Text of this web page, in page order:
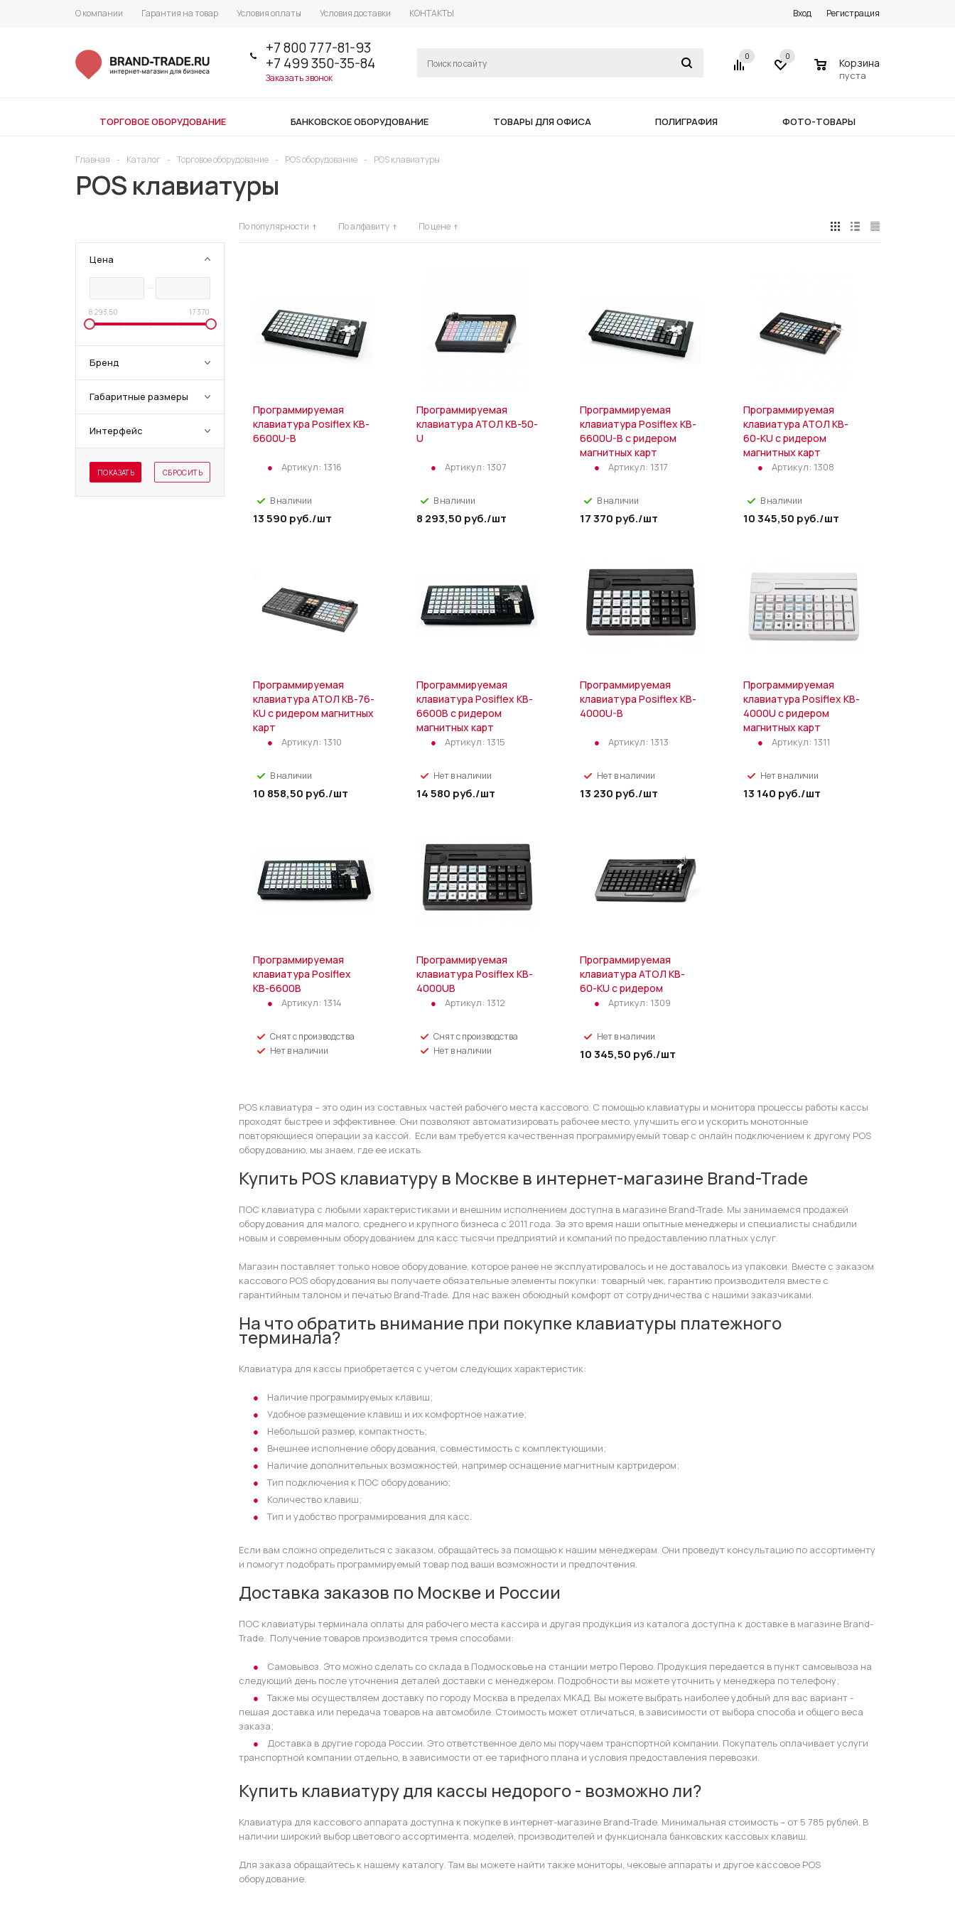
О компании Гарантия на товар Условия оплаты Условия доставки КОНТАКТЫ Вход Регистрация
+7 800 777-81-93
+7 499 350-35-84
Заказать звонок
0 0
Корзина
пуста
ТОРГОВОЕ ОБОРУДОВАНИЕ БАНКОВСКОЕ ОБОРУДОВАНИЕ ТОВАРЫ ДЛЯ ОФИСА ПОЛИГРАФИЯ ФОТО-ТОВАРЫ
Главная - Каталог - Торговое оборудование - POS оборудование - POS клавиатуры
POS клавиатуры
Цена
8 293,50 17 370
Бренд
Габаритные размеры
Интерфейс
ПОКАЗАТЬ СБРОСИТЬ
По популярности По алфавиту По цене
Программируемая
клавиатура Posiflex KB-
6600U-B
Артикул: 1316
В наличии
13 590 руб./шт
Программируемая
клавиатура АТОЛ KB-50-
U
Артикул: 1307
В наличии
8 293,50 руб./шт
Программируемая
клавиатура Posiflex KB-
6600U-B c ридером
магнитных карт
Артикул: 1317
В наличии
17 370 руб./шт
Программируемая
клавиатура АТОЛ KB-
60-KU c ридером
магнитных карт
Артикул: 1308
В наличии
10 345,50 руб./шт
Программируемая
клавиатура АТОЛ KB-76-
KU c ридером магнитных
карт
Артикул: 1310
В наличии
10 858,50 руб./шт
Программируемая
клавиатура Posiflex KB-
6600B c ридером
магнитных карт
Артикул: 1315
Нет в наличии
14 580 руб./шт
Программируемая
клавиатура Posiflex KB-
4000U-B
Артикул: 1313
Нет в наличии
13 230 руб./шт
Программируемая
клавиатура Posiflex KB-
4000U c ридером
магнитных карт
Артикул: 1311
Нет в наличии
13 140 руб./шт
Программируемая
клавиатура Posiflex
КВ-6600B
Артикул: 1314
Снят с производства
Нет в наличии
Программируемая
клавиатура Posiflex KB-
4000UB
Артикул: 1312
Снят с производства
Нет в наличии
Программируемая
клавиатура АТОЛ KB-
60-KU c ридером
Артикул: 1309
Нет в наличии
10 345,50 руб./шт
POS клавиатура – это один из составных частей рабочего места кассового. С помощью клавиатуры и монитора процессы работы кассы
проходят быстрее и эффективнее. Они позволяют автоматизировать рабочее место, улучшить его и ускорить монотонные
повторяющиеся операции за кассой. Если вам требуется качественная программируемый товар с онлайн подключением к другому POS
оборудованию, мы знаем, где ее искать.
Купить POS клавиатуру в Москве в интернет-магазине Brand-Trade
ПОС клавиатура с любыми характеристиками и внешним исполнением доступна в магазине Brand-Trade. Мы занимаемся продажей
оборудования для малого, среднего и крупного бизнеса с 2011 года. За это время наши опытные менеджеры и специалисты снабдили
новым и современным оборудованием для касс тысячи предприятий и компаний по предоставлению платных услуг.
Магазин поставляет только новое оборудование, которое ранее не эксплуатировалось и не доставалось из упаковки. Вместе с заказом
кассового POS оборудования вы получаете обязательные элементы покупки: товарный чек, гарантию производителя вместе с
гарантийным талоном и печатью Brand-Trade. Для нас важен обоюдный комфорт от сотрудничества с нашими заказчиками.
На что обратить внимание при покупке клавиатуры платежного
терминала?
Клавиатура для кассы приобретается с учетом следующих характеристик:
Наличие программируемых клавиш;
Удобное размещение клавиш и их комфортное нажатие;
Небольшой размер, компактность;
Внешнее исполнение оборудования, совместимость с комплектующими;
Наличие дополнительных возможностей, например оснащение магнитным картридером;
Тип подключения к ПОС оборудованию;
Количество клавиш;
Тип и удобство программирования для касс.
Если вам сложно определиться с заказом, обращайтесь за помощью к нашим менеджерам. Они проведут консультацию по ассортименту
и помогут подобрать программируемый товар под ваши возможности и предпочтения.
Доставка заказов по Москве и России
ПОС клавиатуры терминала оплаты для рабочего места кассира и другая продукция из каталога доступна к доставке в магазине Brand-
Trade. Получение товаров производится тремя способами:
Самовывоз. Это можно сделать со склада в Подмосковье на станции метро Перово. Продукция передается в пункт самовывоза на
следующий день после уточнения деталей доставки с менеджером. Подробности вы можете уточнить у менеджера по телефону;
Также мы осуществляем доставку по городу Москва в пределах МКАД. Вы можете выбрать наиболее удобный для вас вариант -
пешая доставка или передача товаров на автомобиле. Стоимость может отличаться, в зависимости от выбора способа и общего веса
заказа;
Доставка в другие города России. Это ответственное дело мы поручаем транспортной компании. Покупатель оплачивает услуги
транспортной компании отдельно, в зависимости от ее тарифного плана и условия предоставления перевозки.
Купить клавиатуру для кассы недорого - возможно ли?
Клавиатура для кассового аппарата доступна к покупке в интернет-магазине Brand-Trade. Минимальная стоимость – от 5 785 рублей. В
наличии широкий выбор цветового ассортимента, моделей, производителей и функционала банковских кассовых клавиш.
Для заказа обращайтесь к нашему каталогу. Там вы можете найти также мониторы, чековые аппараты и другое кассовое POS
оборудование.